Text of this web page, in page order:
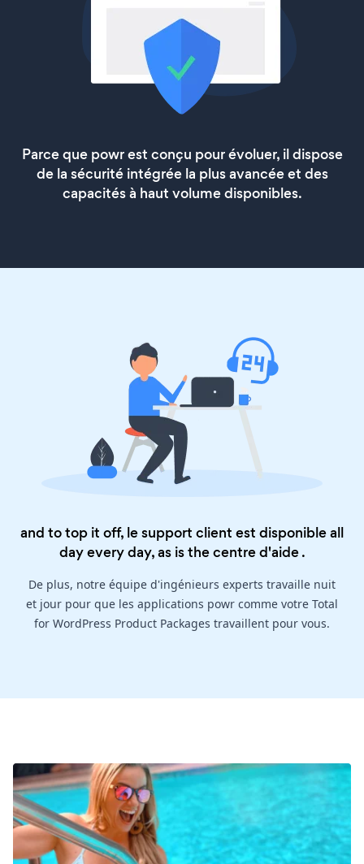
Parce que powr est conçu pour évoluer, il dispose
de la sécurité intégrée la plus avancée et des
capacités à haut volume disponibles.
and to top it off, le support client est disponible all
day every day, as is thecentre d'aide.
De plus, notre équipe d'ingénieurs experts travaille nuit
et jour pour que les applications powr comme votre Total
for WordPress Product Packages travaillent pour vous.